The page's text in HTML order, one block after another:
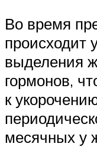
Во время
происходит
выделения
гормонов,
к
месячных у